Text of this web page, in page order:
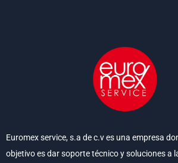
Euromex service, s.a de c.v es una empresa
objetivo es dar soporte técnico y soluciones a